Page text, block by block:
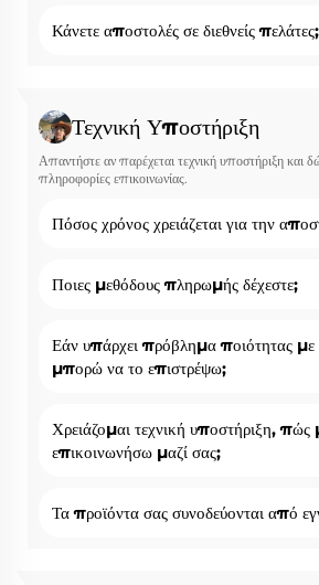
Κάνετε αποστολές σε διεθνείς πελάτες;
Τεχνική Υποστήριξη
Απαντήστε αν παρέχεται τεχνική υποστήριξη και
πληροφορίες επικοινωνίας.
Πόσος χρόνος χρειάζεται για την
Ποιες μεθόδους πληρωμής δέχεστε;
Εάν υπάρχει πρόβλημα ποιότητας
μπορώ να το επιστρέψω;
Χρειάζομαι τεχνική υποστήριξη,
επικοινωνήσω μαζί σας;
Τα προϊόντα σας συνοδεύονται από